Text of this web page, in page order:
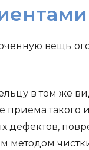
вещь
в том же
приема такого
дефектов,
методом